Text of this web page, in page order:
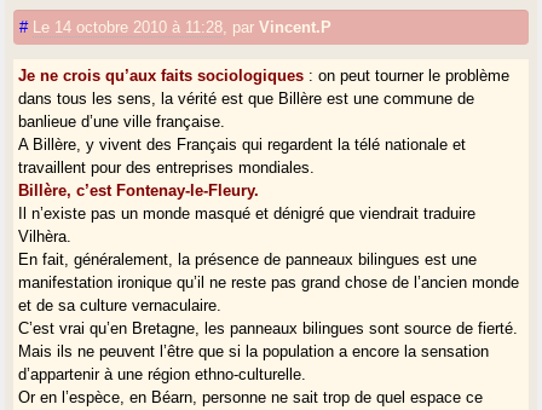
# Le 14 octobre 2010 à 11:28 parVincent.P
Je ne crois qu’aux faits sociologiques : on peut tourner le problème
dans tous les sens, la vérité est que Billère est une commune de
banlieue d’une ville française.
A Billère, y vivent des Français qui regardent la télé nationale et
travaillent pour des entreprises mondiales.
Billère, c’est Fontenay-le-Fleury.
Il n’existe pas un monde masqué et dénigré que viendrait traduire
Vilhèra.
En fait, généralement, la présence de panneaux bilingues est une
manifestation ironique qu’il ne reste pas grand chose de l’ancien monde
et de sa culture vernaculaire.
C’est vrai qu’en Bretagne, les panneaux bilingues sont source de fierté.
Mais ils ne peuvent l’être que si la population a encore la sensation
d’appartenir à une région ethno-culturelle.
Or en l’espèce, en Béarn, personne ne sait trop de quel espace ce